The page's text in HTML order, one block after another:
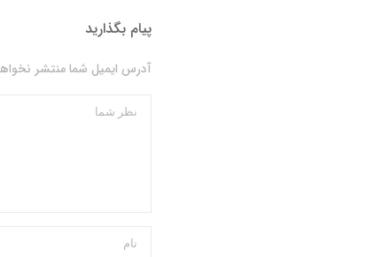
پیام بگذارید
آدرس ایمیل شما منتشر